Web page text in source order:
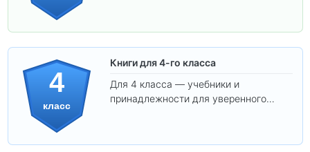
4
класс
Книги для 4-го класса
Для 4 класса — учебники и
принадлежности для уверенного